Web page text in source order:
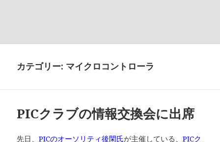
カテゴリー: マイクロコントローラ
PICクラブの情報交換会に出席
先日、PICのオーソリティ後閑氏が主催している、PICク